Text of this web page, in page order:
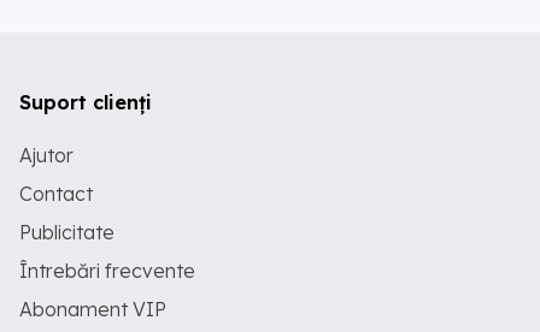
Suport clienți
Ajutor
Contact
Publicitate
Întrebări frecvente
Abonament VIP